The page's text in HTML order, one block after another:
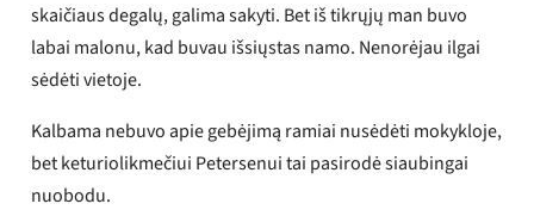
skaičiaus degalų, galima sakyti. Bet iš tikrųjų man buvo
labai malonu, kad buvau išsiųstas namo. Nenorėjau ilgai
sėdėti vietoje.
Kalbama nebuvo apie gebėjimą ramiai nusėdėti mokykloje,
bet keturiolikmečiui Petersenui tai pasirodė siaubingai
nuobodu.